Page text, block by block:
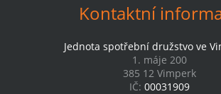
Kontaktní
Jednota spotřební družstvo ve
1. máje 200
385 12 Vimperk
IČ: 00031909